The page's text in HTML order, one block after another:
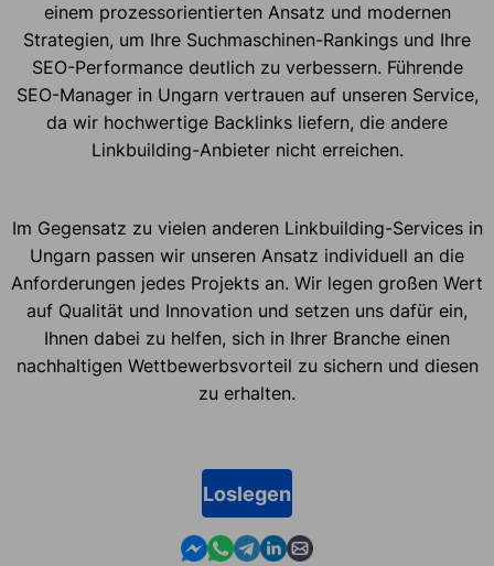
einem prozessorientierten Ansatz und modernen
Strategien, um Ihre Suchmaschinen-Rankings und Ihre
SEO-Performance deutlich zu verbessern. Führende
SEO-Manager in Ungarn vertrauen auf unseren Service,
da wir hochwertige Backlinks liefern, die andere
Linkbuilding-Anbieter nicht erreichen.
Im Gegensatz zu vielen anderen Linkbuilding-Services in
Ungarn passen wir unseren Ansatz individuell an die
Anforderungen jedes Projekts an. Wir legen großen Wert
auf Qualität und Innovation und setzen uns dafür ein,
Ihnen dabei zu helfen, sich in Ihrer Branche einen
nachhaltigen Wettbewerbsvorteil zu sichern und diesen
zu erhalten.
Loslegen
Contact us in Messenger
Contact us in WhatsApp
Contact us in Telegram
Contact us in Linkedin
Contact us by email